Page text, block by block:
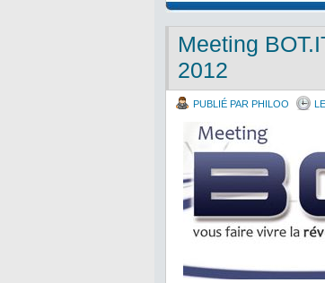
Meeting
2012
PUBLIÉ PAR PHILOO